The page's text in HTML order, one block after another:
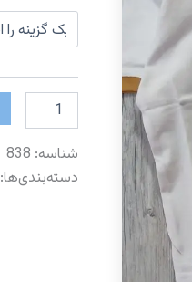
تیشرت
شناسه: 838
دسته‌بندی‌ها: